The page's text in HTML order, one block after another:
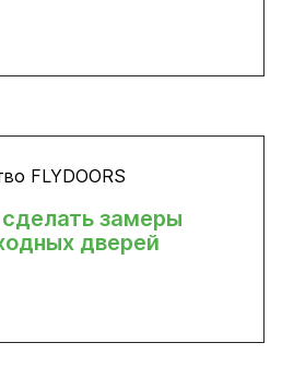
FLYDOORS
замеры
дверей